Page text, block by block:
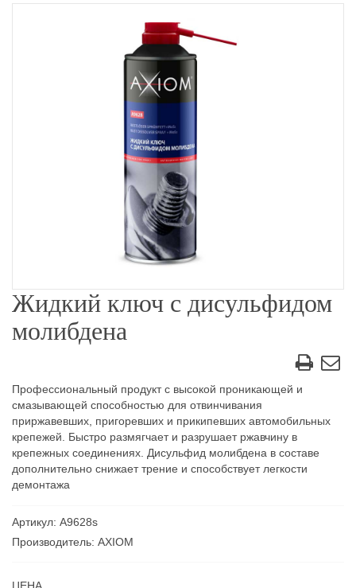
Жидкий ключ с дисульфидом
молибдена
Профессиональный продукт с высокой проникающей и
смазывающей способностью для отвинчивания
приржавевших, пригоревших и прикипевших автомобильных
крепежей. Быстро размягчает и разрушает ржавчину в
крепежных соединениях. Дисульфид молибдена в составе
дополн­­­­ительно снижает трение и способствует легкости
демонтажа
Артикул: А9628s
Производитель: AXIOM